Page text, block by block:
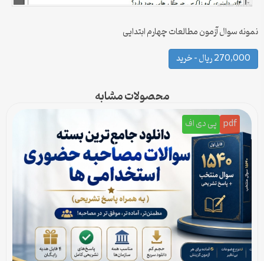
نمونه سوال آزمون مطالعات چهارم ابتدایی
270,000 ریال – خرید
محصولات مشابه
pdf پی دی اف